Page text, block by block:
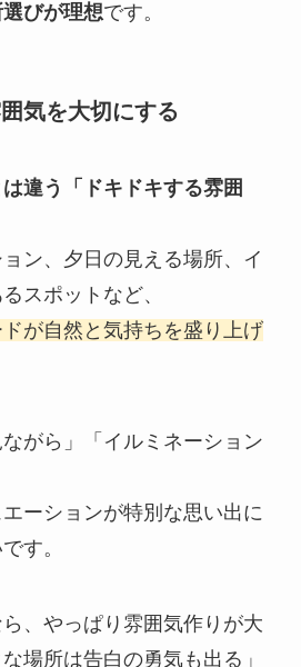
びが理想です。
気を大切にする
違う「ドキドキする雰囲
ン、夕日の見える場所、イ
スポットなど、
が自然と気持ちを盛り上げ
ながら」「イルミネーション
ーションが特別な思い出に
す。
ら、やっぱり雰囲気作りが大
場所は告白の勇気も出る」